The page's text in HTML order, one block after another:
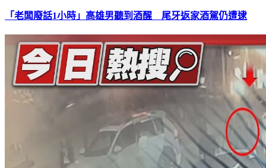
「老闆廢話1小時」高雄男聽到酒醒 尾牙返家酒駕仍遭逮